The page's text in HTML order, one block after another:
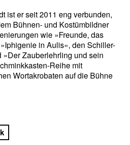
ist er seit 2011 eng verbunden,
Bühnen- und Kostümbildner
wie »Freunde, das
in Aulis«, den Schiller-
Zauberlehrling und sein
Reihe mit
Wortakrobaten auf die Bühne